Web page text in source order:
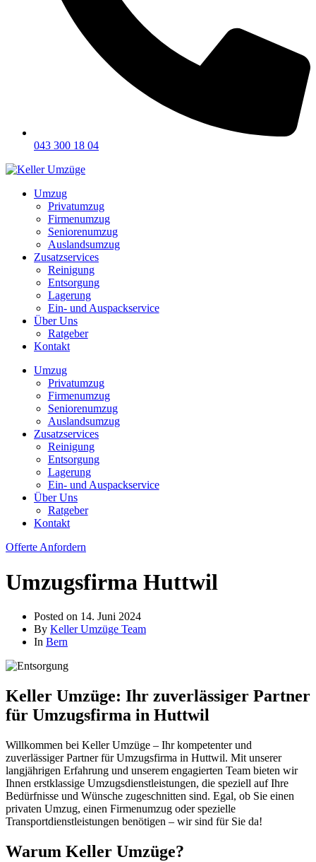
043 300 18 04
Umzug
Privatumzug
Firmenumzug
Seniorenumzug
Auslandsumzug
Zusatzservices
Reinigung
Entsorgung
Lagerung
Ein- und Auspackservice
Über Uns
Ratgeber
Kontakt
Umzug
Privatumzug
Firmenumzug
Seniorenumzug
Auslandsumzug
Zusatzservices
Reinigung
Entsorgung
Lagerung
Ein- und Auspackservice
Über Uns
Ratgeber
Kontakt
Offerte Anfordern
Umzugsfirma Huttwil
Posted on 14. Juni 2024
By Keller Umzüge Team
In Bern
Keller Umzüge: Ihr zuverlässiger Partner
für Umzugsfirma in Huttwil
Willkommen bei Keller Umzüge – Ihr kompetenter und
zuverlässiger Partner für Umzugsfirma in Huttwil. Mit unserer
langjährigen Erfahrung und unserem engagierten Team bieten wir
Ihnen erstklassige Umzugsdienstleistungen, die speziell auf Ihre
Bedürfnisse und Wünsche zugeschnitten sind. Egal, ob Sie einen
privaten Umzug, einen Firmenumzug oder spezielle
Transportdienstleistungen benötigen – wir sind für Sie da!
Warum Keller Umzüge?